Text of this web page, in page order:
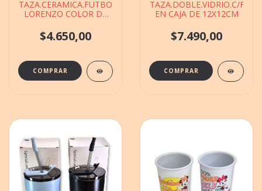
TAZA.CERAMICA.FUTBOL(600.6)SAN
LORENZO COLOR DE
$4.650,00
TAZA.DOBLE.VIDRIO.C/
EN CAJA DE 12X12CM
$7.490,00